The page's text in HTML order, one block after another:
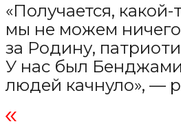
«Получается,
мы не можем ничего
за Родину,
У нас был
людей качнуло», —